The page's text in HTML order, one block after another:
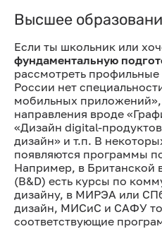
Высшее
Если ты школьник или
фундаментальную
рассмотреть профильные
России нет
мобильных
направления вроде
«Дизайн digital-
дизайн» и т.п. В
появляются программы
Например, в Британской
(B&D) есть курсы по
дизайну, в МИРЭА или
дизайн, МИСиС и САФУ
соответствующие